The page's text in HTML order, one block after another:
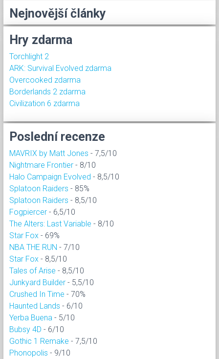
Nejnovější články
Hry zdarma
Torchlight 2
ARK: Survival Evolved zdarma
Overcooked zdarma
Borderlands 2 zdarma
Civilization 6 zdarma
Poslední recenze
MAVRIX by Matt Jones - 7,5/10
Nightmare Frontier - 8/10
Halo Campaign Evolved - 8,5/10
Splatoon Raiders - 85%
Splatoon Raiders - 8,5/10
Fogpiercer - 6,5/10
The Alters: Last Variable - 8/10
Star Fox - 69%
NBA THE RUN - 7/10
Star Fox - 8,5/10
Tales of Arise - 8,5/10
Junkyard Builder - 5,5/10
Crushed In Time - 70%
Haunted Lands - 6/10
Yerba Buena - 5/10
Bubsy 4D - 6/10
Gothic 1 Remake - 7,5/10
Phonopolis - 9/10